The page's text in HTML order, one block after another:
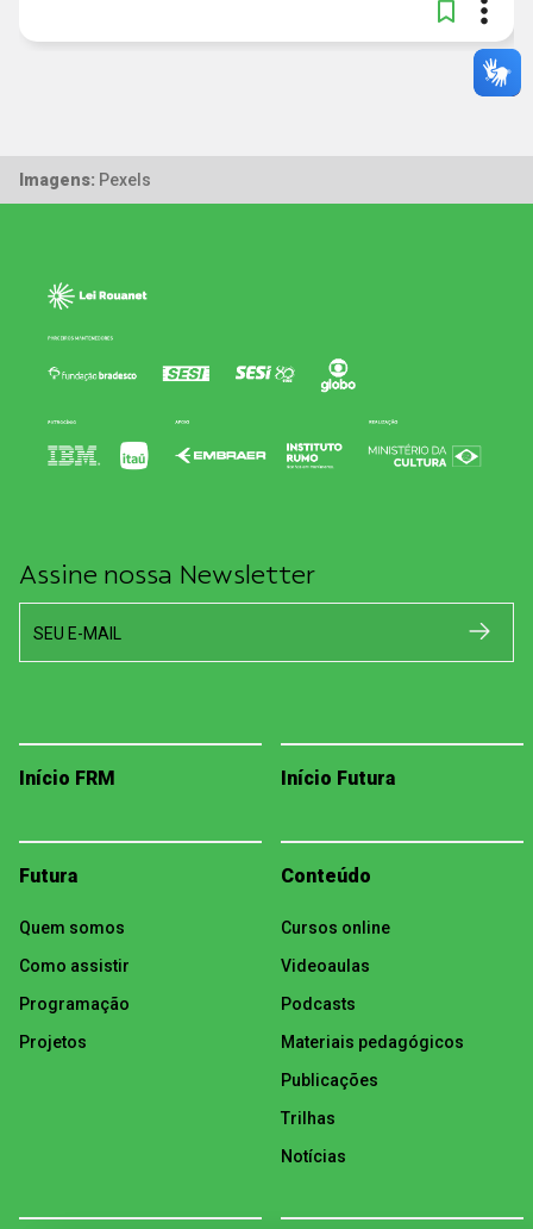
Imagens: Pexels
Assine nossa Newsletter
SEU E-MAIL
Início FRM Início Futura
Futura
Quem somos
Como assistir
Programação
Projetos
Conteúdo
Cursos online
Videoaulas
Podcasts
Materiais pedagógicos
Publicações
Trilhas
Notícias